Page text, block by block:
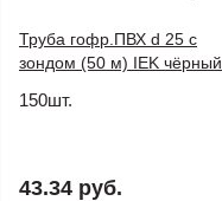
Труба гофр.ПВХ d 25 с
зондом (50 м) IEK чёрный
150шт.
43.34 руб.